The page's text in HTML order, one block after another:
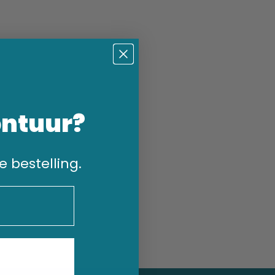
bestelling.